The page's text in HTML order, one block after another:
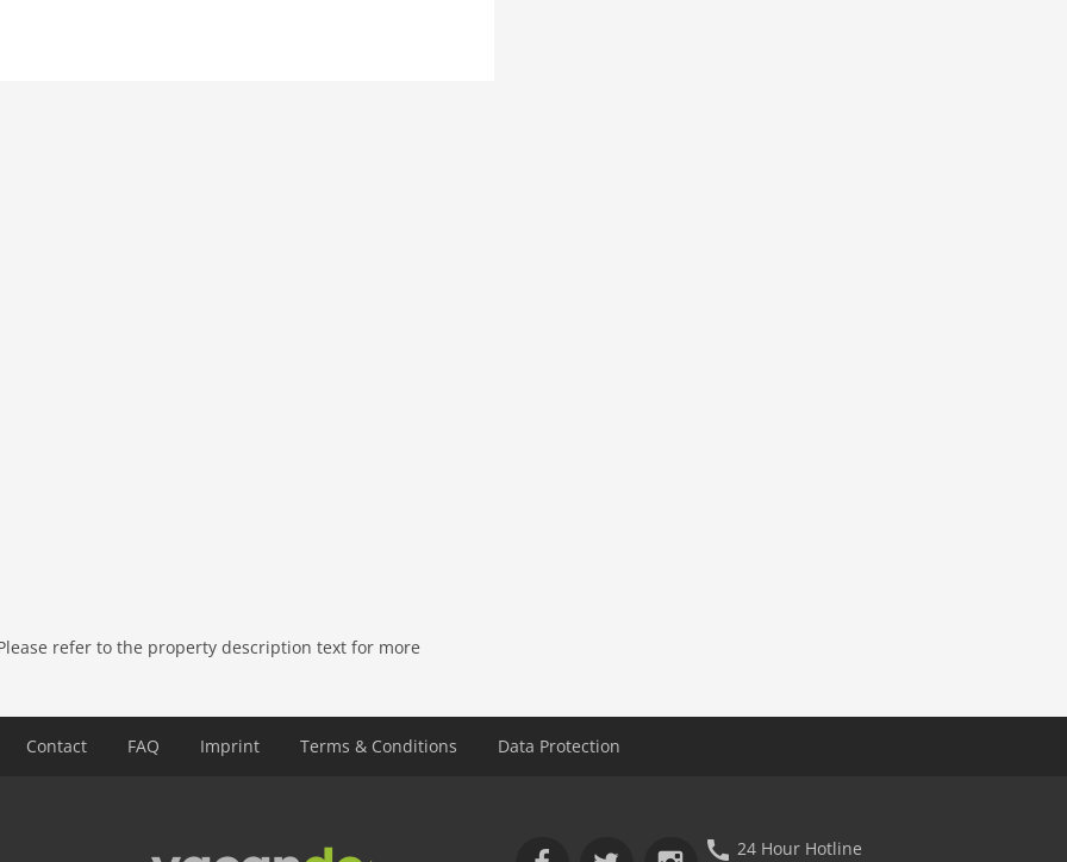
refer to the property description text for more
Contact FAQ Imprint Terms & Conditions Data Protection
24 Hour Hotline